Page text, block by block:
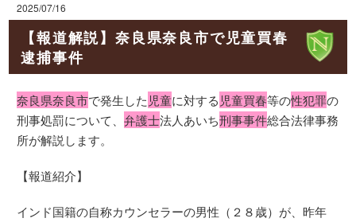
2025/07/16
【報道解説】奈良県奈良市で児童買春
逮捕事件
奈良県奈良市で発生した 児童に対する 児童買春等の性犯罪の
刑事処罰について、弁護士法人あいち刑事事件総合法律事務
所が解説します。
【報道紹介】
インド国籍の自称カウンセラーの男性（２８歳）が、昨年